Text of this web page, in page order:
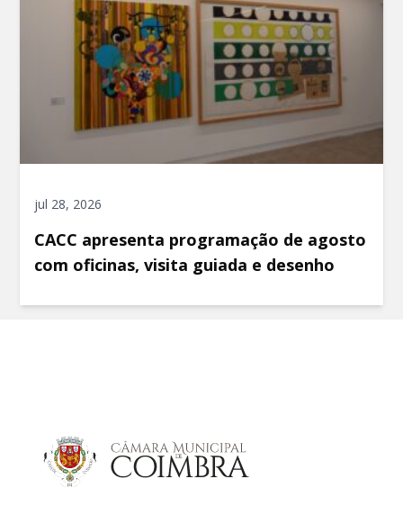
jul 28, 2026
CACC apresenta programação de agosto
com oficinas, visita guiada e desenho